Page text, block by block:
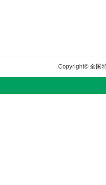
Copyright© 全国